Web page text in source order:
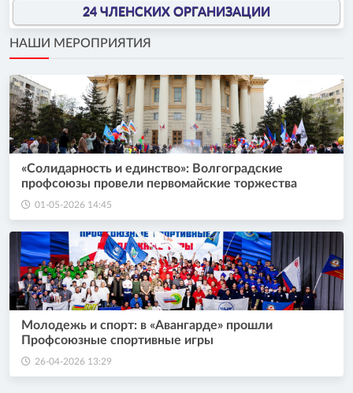
24 ЧЛЕНСКИХ ОРГАНИЗАЦИИ
НАШИ МЕРОПРИЯТИЯ
«Солидарность и единство»: Волгоградские
профсоюзы провели первомайские торжества
01-05-2026 14:45
Молодежь и спорт: в «Авангарде» прошли
Профсоюзные спортивные игры
26-04-2026 13:29